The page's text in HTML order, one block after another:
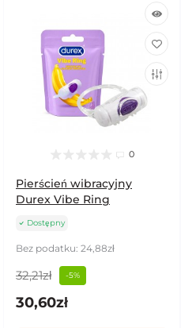
0
Pierścień wibracyjny
Durex Vibe Ring
Dostępny
Bez podatku: 24,88zł
32,21zł -5%
30,60zł